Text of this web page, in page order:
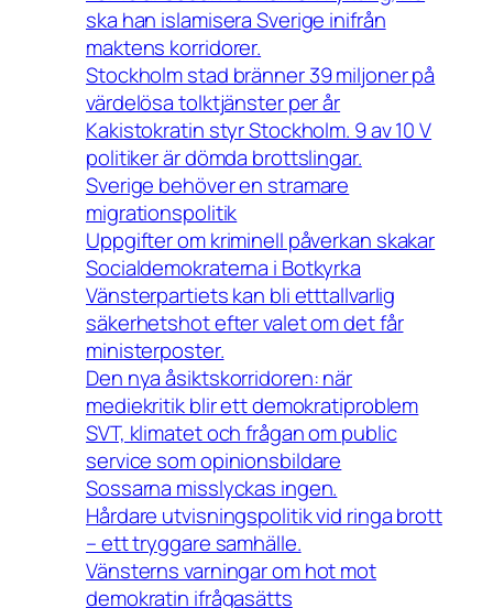
ska han islamisera Sverige inifrån
maktens korridorer.
Stockholm stad bränner 39 miljoner på
värdelösa tolktjänster per år
Kakistokratin styr Stockholm. 9 av 10 V
politiker är dömda brottslingar.
Sverige behöver en stramare
migrationspolitik
Uppgifter om kriminell påverkan skakar
Socialdemokraterna i Botkyrka
Vänsterpartiets kan bli etttallvarlig
säkerhetshot efter valet om det får
ministerposter.
Den nya åsiktskorridoren: när
mediekritik blir ett demokratiproblem
SVT, klimatet och frågan om public
service som opinionsbildare
Sossarna misslyckas ingen.
Hårdare utvisningspolitik vid ringa brott
– ett tryggare samhälle.
Vänsterns varningar om hot mot
demokratin ifrågasätts